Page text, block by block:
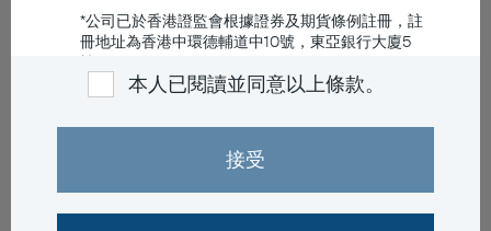
*公司已於香港證監會根據證券及期貨條例註冊，註
冊地址為香港中環德輔道中10號，東亞銀行大廈5
樓。
適用於東亞聯豐投資管理有限公司管理
的傘子基金的須知
本人已閱讀並同意以上條款。
接受